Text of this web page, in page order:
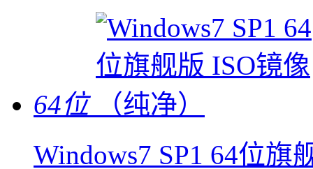
64位
Windows7 SP1 64位旗